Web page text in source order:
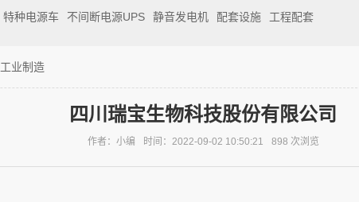
特种电源车 不间断电源UPS 静音发电机 配套设施 工程配套
工业制造
四川瑞宝生物科技股份有限公司
作者：小编 时间：2022-09-02 10:50:21 898 次浏览